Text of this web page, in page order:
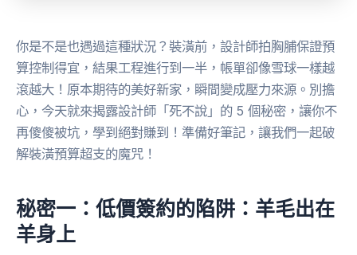
你是不是也遇過這種狀況？裝潢前，設計師拍胸脯保證預
算控制得宜，結果工程進行到一半，帳單卻像雪球一樣越
滾越大！原本期待的美好新家，瞬間變成壓力來源。別擔
心，今天就來揭露設計師「死不說」的 5 個秘密，讓你不
再傻傻被坑，學到絕對賺到！準備好筆記，讓我們一起破
解裝潢預算超支的魔咒！
秘密一：低價簽約的陷阱：羊毛出在
羊身上